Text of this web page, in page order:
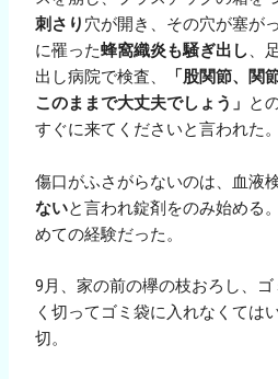
刺さり 穴が開き、その穴が塞が
に罹った蜂窩織炎も騒ぎ出し、
出し病院で検査、
「股関節、関
このままで大丈夫でしょう」 と
すぐに来てくださいと言われた。
傷口がふさがらないのは、血液
ないと言われ錠剤をのみ始める
めての経験だった。
9月、家の前の欅の枝おろし、
く切ってゴミ袋に入れなくては
切。